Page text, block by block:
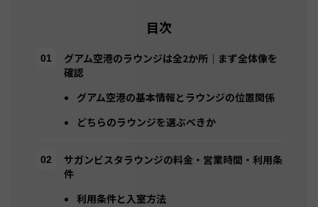
目次
グアム空港のラウンジは全2か所｜まず全体像を
確認
グアム空港の基本情報とラウンジの位置関係
どちらのラウンジを選ぶべきか
サガンビスタラウンジの料金・営業時間・利用条
件
利用条件と入室方法